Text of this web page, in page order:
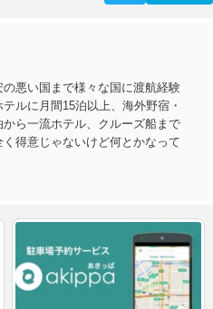
の悪い国まで様々な国に渡航経験
ルに月間15泊以上、海外野宿・
ら一流ホテル、クルーズ船まで
得意じゃないけど何とかなって